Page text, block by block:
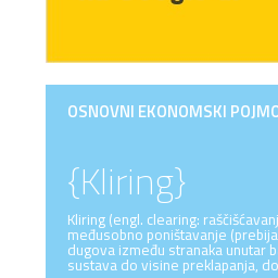
OSNOVNI EKONOMSKI
{Kliring}
Kliring (engl. clearing:
međusobno poništavanje
dugova između stranaka unutar
sustava do visine preklapanja,